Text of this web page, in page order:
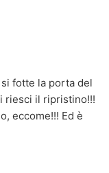
fotte la porta del
riesci il ripristino!!!
eccome!!! Ed è